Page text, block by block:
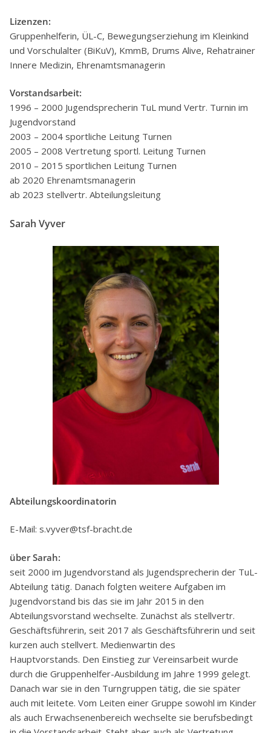
Lizenzen:
Gruppenhelferin, ÜL-C, Bewegungserziehung im Kleinkind
und Vorschulalter (BiKuV), KmmB, Drums Alive, Rehatrainer
Innere Medizin, Ehrenamtsmanagerin
Vorstandsarbeit:
1996 – 2000 Jugendsprecherin TuL mund Vertr. Turnin im
Jugendvorstand
2003 – 2004 sportliche Leitung Turnen
2005 – 2008 Vertretung sportl. Leitung Turnen
2010 – 2015 sportlichen Leitung Turnen
ab 2020 Ehrenamtsmanagerin
ab 2023 stellvertr. Abteilungsleitung
Sarah Vyver
Abteilungskoordinatorin
E-Mail: s.vyver@tsf-bracht.de
über Sarah:
seit 2000 im Jugendvorstand als Jugendsprecherin der TuL-
Abteilung tätig. Danach folgten weitere Aufgaben im
Jugendvorstand bis das sie im Jahr 2015 in den
Abteilungsvorstand wechselte. Zunächst als stellvertr.
Geschäftsführerin, seit 2017 als Geschäftsführerin und seit
kurzen auch stellvert. Medienwartin des
Hauptvorstands. Den Einstieg zur Vereinsarbeit wurde
durch die Gruppenhelfer-Ausbildung im Jahre 1999 gelegt.
Danach war sie in den Turngruppen tätig, die sie später
auch mit leitete. Vom Leiten einer Gruppe sowohl im Kinder
als auch Erwachsenenbereich wechselte sie berufsbedingt